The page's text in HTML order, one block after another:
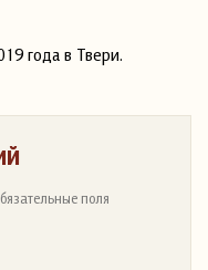
года в Твери.
поля